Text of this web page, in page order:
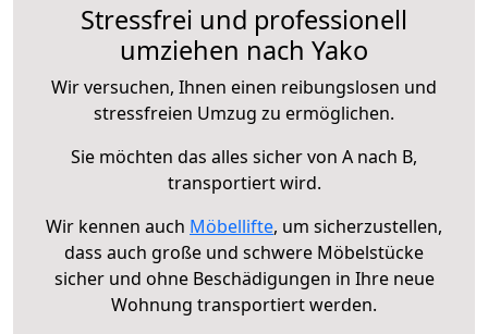
Stressfrei und professionell
umziehen nach Yako
Wir versuchen, Ihnen einen reibungslosen und
stressfreien Umzug zu ermöglichen.
Sie möchten das alles sicher von A nach B,
transportiert wird.
Wir kennen auch Möbellifte, um sicherzustellen,
dass auch große und schwere Möbelstücke
sicher und ohne Beschädigungen in Ihre neue
Wohnung transportiert werden.